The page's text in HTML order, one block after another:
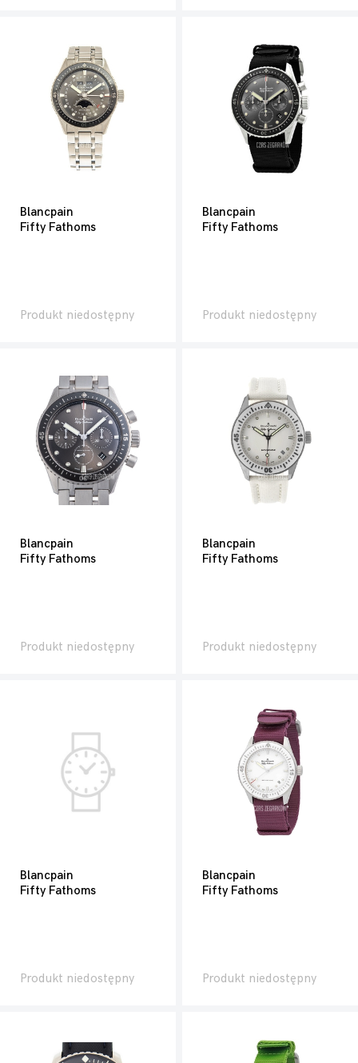
Blancpain
Fifty Fathoms
Produkt niedostępny
Blancpain
Fifty Fathoms
Produkt niedostępny
Blancpain
Fifty Fathoms
Produkt niedostępny
Blancpain
Fifty Fathoms
Produkt niedostępny
Blancpain
Fifty Fathoms
Produkt niedostępny
Blancpain
Fifty Fathoms
Produkt niedostępny